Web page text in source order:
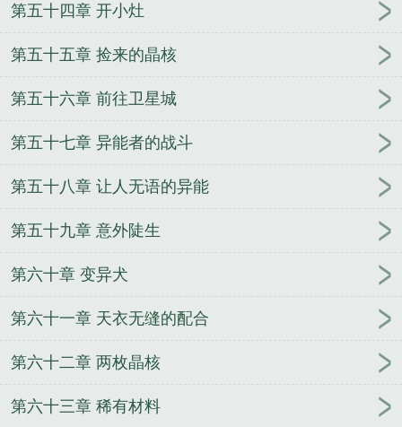
第五十四章 开小灶
第五十五章 捡来的晶核
第五十六章 前往卫星城
第五十七章 异能者的战斗
第五十八章 让人无语的异能
第五十九章 意外陡生
第六十章 变异犬
第六十一章 天衣无缝的配合
第六十二章 两枚晶核
第六十三章 稀有材料